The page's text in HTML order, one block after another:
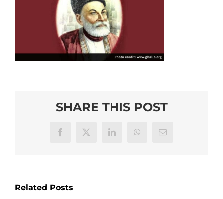
SHARE THIS POST
Facebook
X LinkedInWhatsAppEmail
Related Posts